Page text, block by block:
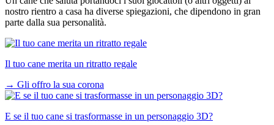
nostro rientro a casa ha diverse spiegazioni, che dipendono in gran
parte dalla sua personalità.
Il tuo cane merita un ritratto regale
→ Gli offro la sua corona
E se il tuo cane si trasformasse in un personaggio 3D?